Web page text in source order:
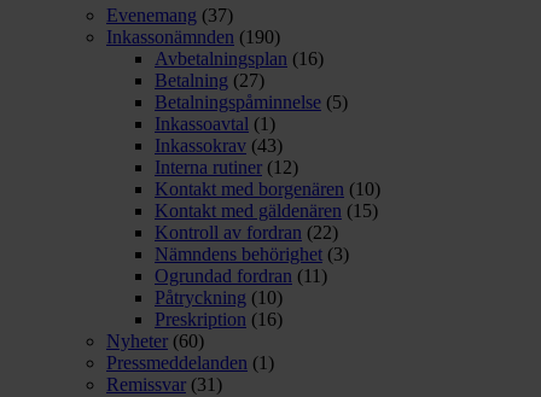
Evenemang (37)
Inkassonämnden (190)
Avbetalningsplan (16)
Betalning (27)
Betalningspåminnelse (5)
Inkassoavtal (1)
Inkassokrav (43)
Interna rutiner (12)
Kontakt med borgenären (10)
Kontakt med gäldenären (15)
Kontroll av fordran (22)
Nämndens behörighet (3)
Ogrundad fordran (11)
Påtryckning (10)
Preskription (16)
Nyheter (60)
Pressmeddelanden (1)
Remissvar (31)